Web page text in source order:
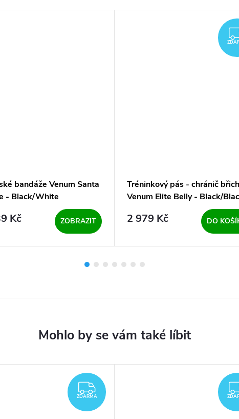
bandáže Venum Santa
- Black/White
Kč ZOBRAZIT
Tréninkový pás - chránič
Venum Elite Belly - Black/
2 979 Kč DO
ZDARMA
ZDARMA